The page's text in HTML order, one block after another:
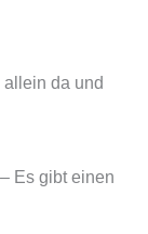
da und
Es gibt einen